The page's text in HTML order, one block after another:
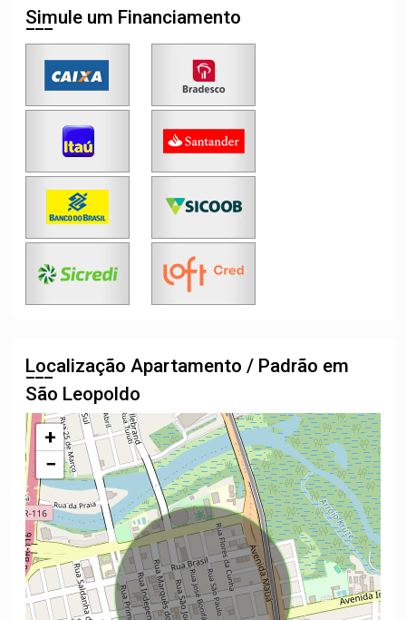
Simule um Financiamento
Localização Apartamento / Padrão em
São Leopoldo
+
−